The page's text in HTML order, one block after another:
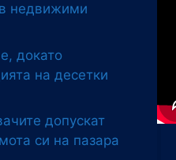
недвижими
докато
на десетки
допускат
си на пазара